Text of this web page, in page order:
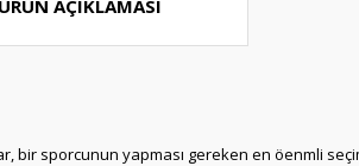
ÜRÜN AÇIKLAMASI
bir sporcunun yapması gereken en öenmli